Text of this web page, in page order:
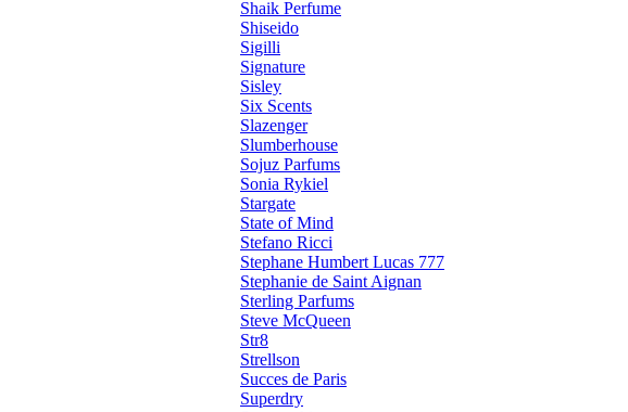
Shaik Perfume
Shiseido
Sigilli
Signature
Sisley
Six Scents
Slazenger
Slumberhouse
Sojuz Parfums
Sonia Rykiel
Stargate
State of Mind
Stefano Ricci
Stephane Humbert Lucas 777
Stephanie de Saint Aignan
Sterling Parfums
Steve McQueen
Str8
Strellson
Succes de Paris
Superdry